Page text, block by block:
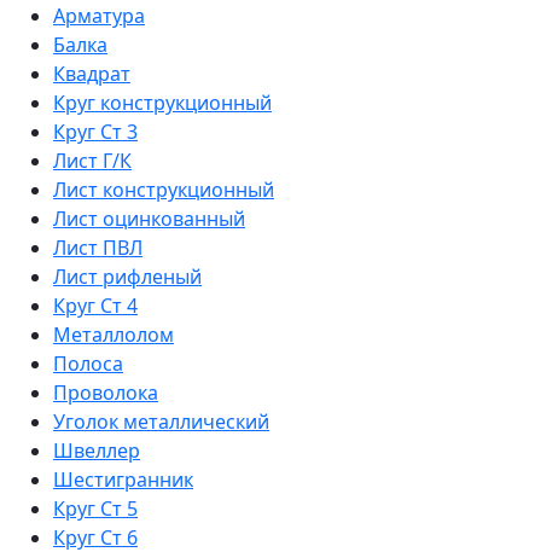
Арматура
Балка
Квадрат
Круг конструкционный
Круг Ст 3
Лист Г/К
Лист конструкционный
Лист оцинкованный
Лист ПВЛ
Лист рифленый
Круг Ст 4
Металлолом
Полоса
Проволока
Уголок металлический
Швеллер
Шестигранник
Круг Ст 5
Круг Ст 6